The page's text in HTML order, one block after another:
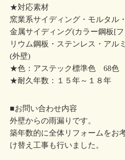
★対応素材
窯業系サイディング・モルタル
金属サイディング(カラー鋼板[
リウム鋼板・ステンレス・アル
(外壁)
★色：アステック標準色 68色
★耐久年数：１５年～１８年
■お問い合わせ内容
外壁からの雨漏りです。
築年数的に全体リフォームをお
け替え工事も行いました。